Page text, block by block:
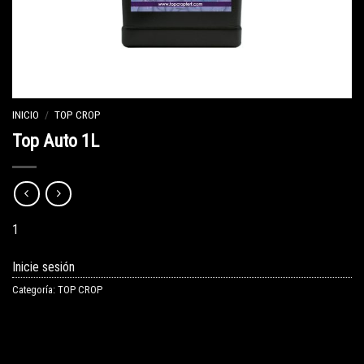
INICIO / TOP CROP
Top Auto 1L
1
Inicie sesión
Categoría: TOP CROP